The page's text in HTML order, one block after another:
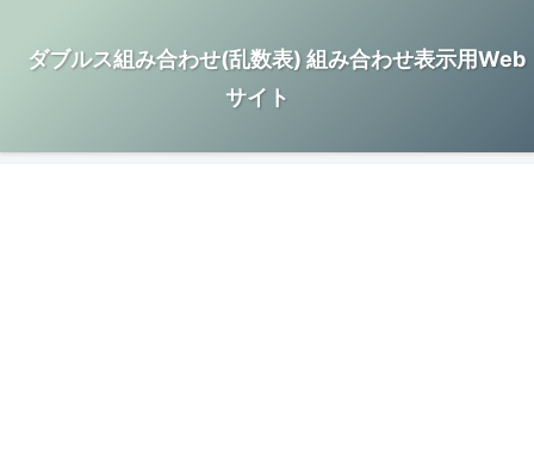
ダブルス組み合わせ(乱数表) 組み合わせ表示用Web
サイト